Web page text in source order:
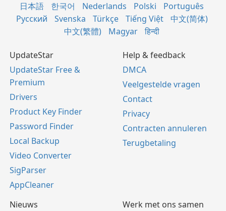
日本語
한국어 Nederlands Polski
Português
Русский
Svenska Türkçe Tiếng Việt
中文(简体)
中文(繁體)
Magyar हिन्दी
UpdateStar
UpdateStar Free &
Premium
Drivers
Product Key Finder
Password Finder
Local Backup
Video Converter
SigParser
AppCleaner
Help & feedback
DMCA
Veelgestelde vragen
Contact
Privacy
Contracten annuleren
Terugbetaling
Nieuws
Werk met ons samen